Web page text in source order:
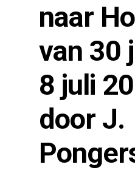
naar
van 30
8 juli
door J.